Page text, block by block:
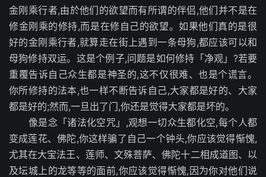
金刚乘行者,由於他们的欲望而有所谓的伴侣,他们并不是在
修金刚乘的修持,而是在修自己的欲望。如果他们真的是很
好的金刚乘行者,就算走在街上遇到一条母狗,都应该可以和
母狗修持双运。这是个例子,问题是如何修持「净观」?若要
重覆告诉自己众生都是神圣的,这不仅很难、也是个谎言。
你所修持的法本,也一样不断告诉自己,大家都是好的、大家
都是好的;然而,一旦出了门,你还是觉得大家都是坏的。
像是念「诸法化空咒」,观想一切众生都化空,每个人都
变成莲花、佛陀,你这样骗了自己一个钟头,你应该觉得惭愧,
尤其在大宝法王、莲师、文殊菩萨、佛陀十二相成道图、以
及坛城上的龙等等的面前,你应该觉得惭愧,因为你对他们说